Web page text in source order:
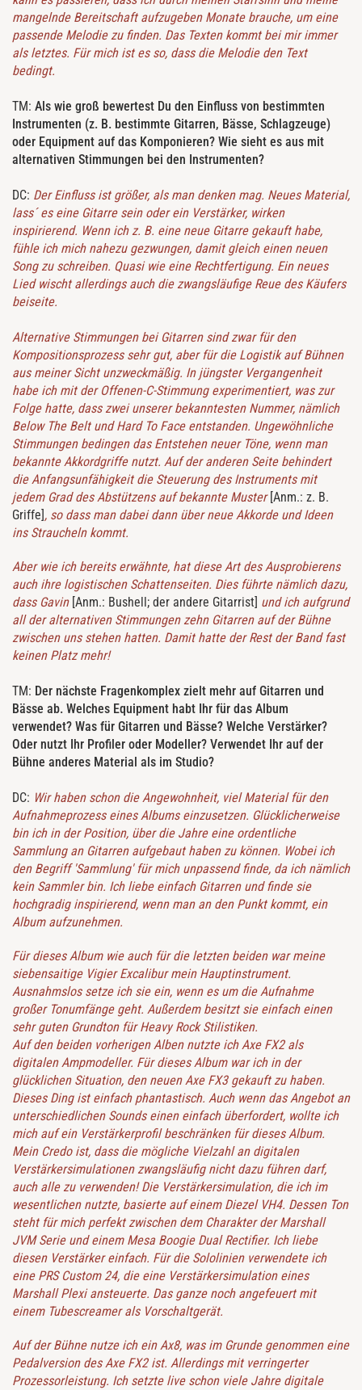
mangelnde Bereitschaft aufzugeben Monate brauche, um eine
passende Melodie zu finden. Das Texten kommt bei mir immer
als letztes. Für mich ist es so, dass die Melodie den Text
bedingt.
TM: Als wie groß bewertest Du den Einfluss von bestimmten
Instrumenten (z. B. bestimmte Gitarren, Bässe, Schlagzeuge)
oder Equipment auf das Komponieren? Wie sieht es aus mit
alternativen Stimmungen bei den Instrumenten?
DC: Der Einfluss ist größer, als man denken mag. Neues Material,
lass´ es eine Gitarre sein oder ein Verstärker, wirken
inspirierend. Wenn ich z. B. eine neue Gitarre gekauft habe,
fühle ich mich nahezu gezwungen, damit gleich einen neuen
Song zu schreiben. Quasi wie eine Rechtfertigung. Ein neues
Lied wischt allerdings auch die zwangsläufige Reue des Käufers
beiseite.
Alternative Stimmungen bei Gitarren sind zwar für den
Kompositionsprozess sehr gut, aber für die Logistik auf Bühnen
aus meiner Sicht unzweckmäßig. In jüngster Vergangenheit
habe ich mit der Offenen-C-Stimmung experimentiert, was zur
Folge hatte, dass zwei unserer bekanntesten Nummer, nämlich
Below The Belt und Hard To Face entstanden. Ungewöhnliche
Stimmungen bedingen das Entstehen neuer Töne, wenn man
bekannte Akkordgriffe nutzt. Auf der anderen Seite behindert
die Anfangsunfähigkeit die Steuerung des Instruments mit
jedem Grad des Abstützens auf bekannte Muster [Anm.: z. B.
Griffe] , so dass man dabei dann über neue Akkorde und Ideen
ins Straucheln kommt.
Aber wie ich bereits erwähnte, hat diese Art des Ausprobierens
auch ihre logistischen Schattenseiten. Dies führte nämlich dazu,
dass Gavin [Anm.: Bushell; der andere Gitarrist] und ich aufgrund
all der alternativen Stimmungen zehn Gitarren auf der Bühne
zwischen uns stehen hatten. Damit hatte der Rest der Band fast
keinen Platz mehr!
TM: Der nächste Fragenkomplex zielt mehr auf Gitarren und
Bässe ab. Welches Equipment habt Ihr für das Album
verwendet? Was für Gitarren und Bässe? Welche Verstärker?
Oder nutzt Ihr Profiler oder Modeller? Verwendet Ihr auf der
Bühne anderes Material als im Studio?
DC: Wir haben schon die Angewohnheit, viel Material für den
Aufnahmeprozess eines Albums einzusetzen. Glücklicherweise
bin ich in der Position, über die Jahre eine ordentliche
Sammlung an Gitarren aufgebaut haben zu können. Wobei ich
den Begriff 'Sammlung' für mich unpassend finde, da ich nämlich
kein Sammler bin. Ich liebe einfach Gitarren und finde sie
hochgradig inspirierend, wenn man an den Punkt kommt, ein
Album aufzunehmen.
Für dieses Album wie auch für die letzten beiden war meine
siebensaitige Vigier Excalibur mein Hauptinstrument.
Ausnahmslos setze ich sie ein, wenn es um die Aufnahme
großer Tonumfänge geht. Außerdem besitzt sie einfach einen
sehr guten Grundton für Heavy Rock Stilistiken.
Auf den beiden vorherigen Alben nutzte ich Axe FX2 als
digitalen Ampmodeller. Für dieses Album war ich in der
glücklichen Situation, den neuen Axe FX3 gekauft zu haben.
Dieses Ding ist einfach phantastisch. Auch wenn das Angebot an
unterschiedlichen Sounds einen einfach überfordert, wollte ich
mich auf ein Verstärkerprofil beschränken für dieses Album.
Mein Credo ist, dass die mögliche Vielzahl an digitalen
Verstärkersimulationen zwangsläufig nicht dazu führen darf,
auch alle zu verwenden! Die Verstärkersimulation, die ich im
wesentlichen nutzte, basierte auf einem Diezel VH4. Dessen Ton
steht für mich perfekt zwischen dem Charakter der Marshall
JVM Serie und einem Mesa Boogie Dual Rectifier. Ich liebe
diesen Verstärker einfach. Für die Sololinien verwendete ich
eine PRS Custom 24, die eine Verstärkersimulation eines
Marshall Plexi ansteuerte. Das ganze noch angefeuert mit
einem Tubescreamer als Vorschaltgerät.
Auf der Bühne nutze ich ein Ax8, was im Grunde genommen eine
Pedalversion des Axe FX2 ist. Allerdings mit verringerter
Prozessorleistung. Ich setzte live schon viele Jahre digitale